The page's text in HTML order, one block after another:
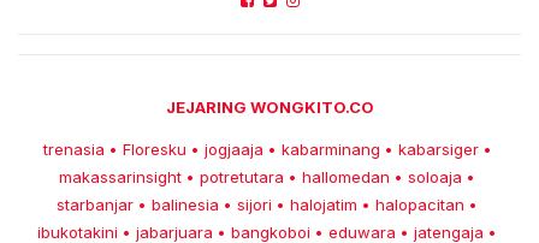
JEJARING WONGKITO.CO
trenasia • Floresku • jogjaaja • kabarminang • kabarsiger •
makassarinsight • potretutara • hallomedan • soloaja •
starbanjar • balinesia • sijori • halojatim • halopacitan •
ibukotakini • jabarjuara • bangkoboi • eduwara • jatengaja •